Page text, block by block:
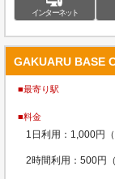
インターネット
GAKUARU BASE
■最寄り駅
■料金
1日利用：1,000円
2時間利用：500円